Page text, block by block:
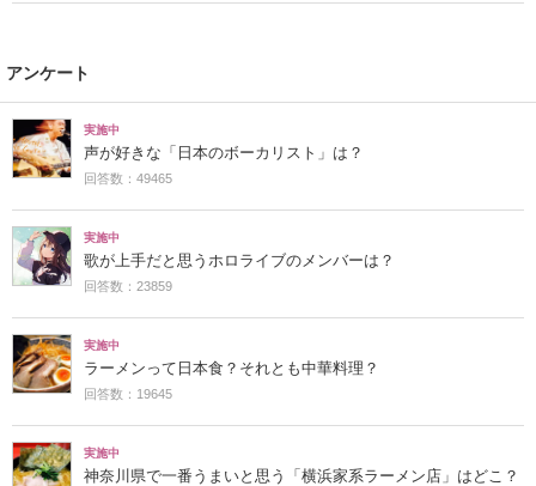
アンケート
実施中
声が好きな「日本のボーカリスト」は？
回答数：49465
実施中
歌が上手だと思うホロライブのメンバーは？
回答数：23859
実施中
ラーメンって日本食？それとも中華料理？
回答数：19645
実施中
神奈川県で一番うまいと思う「横浜家系ラーメン店」はどこ？